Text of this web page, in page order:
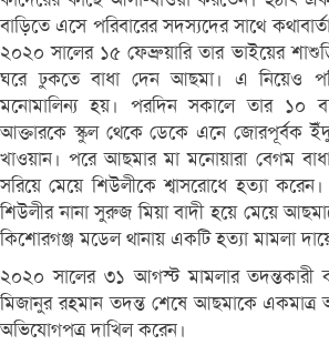
বাড়িতে এসে পরিবারের সদস্যদের সাথে
২০২০ সালের ১৫ ফেব্রুয়ারি তার ভাইয়ের
ঘরে ঢুকতে বাধা দেন আছমা। এ নিয়েও
মনোমালিন্য হয়। পরদিন সকালে তার ১০
আক্তারকে স্কুল থেকে ডেকে এনে জোরপূর্বক
খাওয়ান। পরে আছমার মা মনোয়ারা বেগম
সরিয়ে মেয়ে শিউলীকে শ্বাসরোধে হত্যা
শিউলীর নানা সুরুজ মিয়া বাদী হয়ে মেয়ে
কিশোরগঞ্জ মডেল থানায় একটি হত্যা মামলা
২০২০ সালের ৩১ আগস্ট মামলার তদন্তকারী
মিজানুর রহমান তদন্ত শেষে আছমাকে একমাত্র
অভিযোগপত্র দাখিল করেন।